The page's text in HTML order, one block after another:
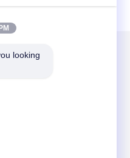
looking